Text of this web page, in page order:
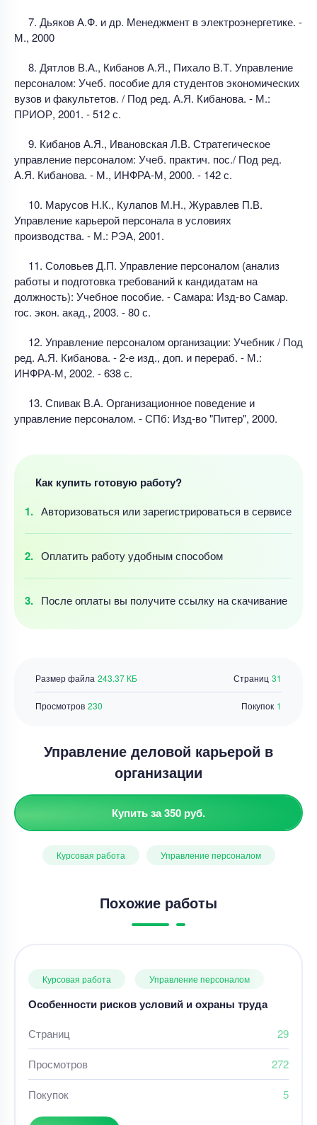
7. Дьяков А.Ф. и др. Менеджмент в электроэнергетике. -
М., 2000
8. Дятлов В.А., Кибанов А.Я., Пихало В.Т. Управление
персоналом: Учеб. пособие для студентов экономических
вузов и факультетов. / Под ред. А.Я. Кибанова. - М.:
ПРИОР, 2001. - 512 с.
9. Кибанов А.Я., Ивановская Л.В. Стратегическое
управление персоналом: Учеб. практич. пос./ Под ред.
А.Я. Кибанова. - М., ИНФРА-М, 2000. - 142 с.
10. Марусов Н.К., Кулапов М.Н., Журавлев П.В.
Управление карьерой персонала в условиях
производства. - М.: РЭА, 2001.
11. Соловьев Д.П. Управление персоналом (анализ
работы и подготовка требований к кандидатам на
должность): Учебное пособие. - Самара: Изд-во Самар.
гос. экон. акад., 2003. - 80 с.
12. Управление персоналом организации: Учебник / Под
ред. А.Я. Кибанова. - 2-е изд., доп. и перераб. - М.:
ИНФРА-М, 2002. - 638 с.
13. Спивак В.А. Организационное поведение и
управление персоналом. - СПб: Изд-во "Питер", 2000.
Как купить готовую работу?
Авторизоваться или зарегистрироваться в сервисе
Оплатить работуудобнымспособом
После оплаты вы получите ссылку на скачивание
Страниц 31
Размер файла 243.37 КБ
Просмотров 230 Покупок 1
Управление деловой карьерой в
организации
Купить за 350 руб.
Курсовая работа Управление персоналом
Похожие работы
Курсовая работа Управление персоналом
Особенности рисков условий и охраны труда
Страниц 29
Просмотров 272
Покупок 5